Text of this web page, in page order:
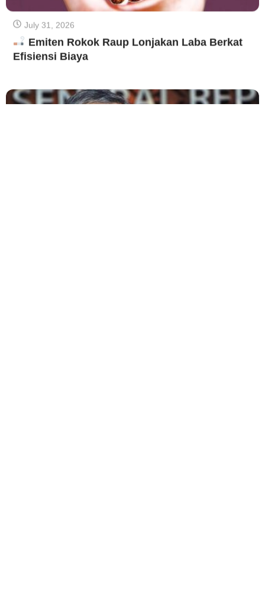
July 31, 2026
Emiten Rokok Raup Lonjakan Laba Berkat
Efisiensi Biaya